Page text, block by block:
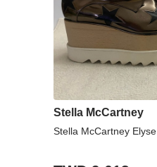
Stella McCartney
Stella McCartney Elyse